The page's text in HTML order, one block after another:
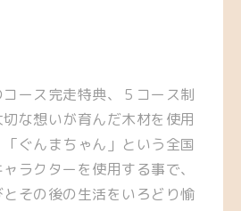
ース完走特典、５コース制
な想いが育んだ木材を使用
ぐんまちゃん」という全国
ラクターを使用する事で、
その後の生活をいろどり愉